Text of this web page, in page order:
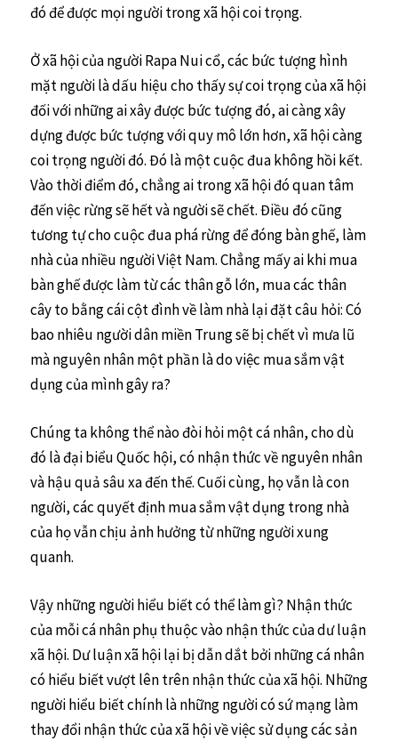
đó để được mọi người trong xã hội coi trọng.
Ở xã hội của người Rapa Nui cổ, các bức tượng hình
mặt người là dấu hiệu cho thấy sự coi trọng của xã hội
đối với những ai xây được bức tượng đó, ai càng xây
dựng được bức tượng với quy mô lớn hơn, xã hội càng
coi trọng người đó. Đó là một cuộc đua không hồi kết.
Vào thời điểm đó, chẳng ai trong xã hội đó quan tâm
đến việc rừng sẽ hết và người sẽ chết. Điều đó cũng
tương tự cho cuộc đua phá rừng để đóng bàn ghế, làm
nhà của nhiều người Việt Nam. Chẳng mấy ai khi mua
bàn ghế được làm từ các thân gỗ lớn, mua các thân
cây to bằng cái cột đình về làm nhà lại đặt câu hỏi: Có
bao nhiêu người dân miền Trung sẽ bị chết vì mưa lũ
mà nguyên nhân một phần là do việc mua sắm vật
dụng của mình gây ra?
Chúng ta không thể nào đòi hỏi một cá nhân, cho dù
đó là đại biểu Quốc hội, có nhận thức về nguyên nhân
và hậu quả sâu xa đến thế. Cuối cùng, họ vẫn là con
người, các quyết định mua sắm vật dụng trong nhà
của họ vẫn chịu ảnh hưởng từ những người xung
quanh.
Vậy những người hiểu biết có thể làm gì? Nhận thức
của mỗi cá nhân phụ thuộc vào nhận thức của dư luận
xã hội. Dư luận xã hội lại bị dẫn dắt bởi những cá nhân
có hiểu biết vượt lên trên nhận thức của xã hội. Những
người hiểu biết chính là những người có sứ mạng làm
thay đổi nhận thức của xã hội về việc sử dụng các sản